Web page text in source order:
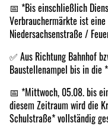
📅 *Bis einschließlich
Verbrauchermärkte ist
Niedersachsenstraße /
✅ Aus Richtung Bahnhof
Baustellenampel bis in die
📅 *Mittwoch, 05.08. bis
diesem Zeitraum wird die
Schulstraße* vollständig